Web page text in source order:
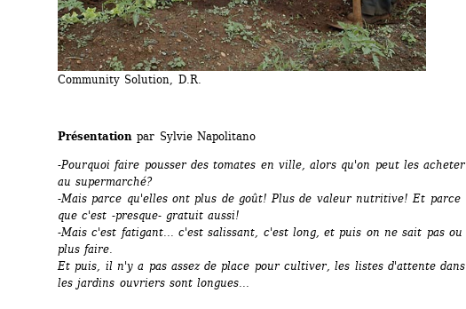
Community Solution, D.R.
Présentation par Sylvie Napolitano
-Pourquoi faire pousser des tomates en ville, alors qu'on peut les acheter
au supermarché?
-Mais parce qu'elles ont plus de goût! Plus de valeur nutritive! Et parce
que c'est -presque- gratuit aussi!
-Mais c'est fatigant... c'est salissant, c'est long, et puis on ne sait pas ou
plus faire.
Et puis, il n'y a pas assez de place pour cultiver, les listes d'attente dans
les jardins ouvriers sont longues...